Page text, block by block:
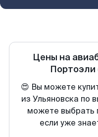
Цены на
Портоэли
😍 Вы можете
из Ульяновска по
можете выбрать
если уже